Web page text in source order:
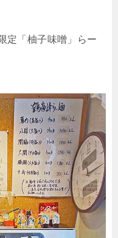
定「柚子味噌」らー